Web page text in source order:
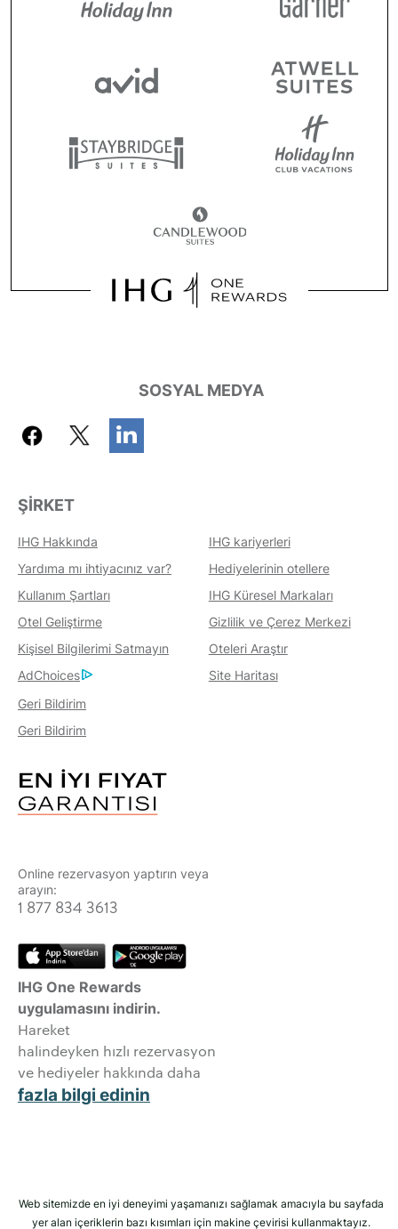
SOSYAL MEDYA
ŞIRKET
IHG Hakkında
IHG kariyerleri
Yardıma mı ihtiyacınız var?
Hediyelerinin otellere
Kullanım Şartları
IHG Küresel Markaları
Otel Geliştirme
Gizlilik ve Çerez Merkezi
Kişisel Bilgilerimi Satmayın
Oteleri Araştır
AdChoices
Site Haritası
Geri Bildirim
Geri Bildirim
Online rezervasyon yaptırın veya
arayın:
1 877 834 3613
IHG One Rewards
uygulamasını indirin.
Hareket
halindeyken hızlı rezervasyon
ve hediyeler hakkında daha
fazla bilgi edinin
Web sitemizde en iyi deneyimi yaşamanızı sağlamak amacıyla bu sayfada
yer alan içeriklerin bazı kısımları için makine çevirisi kullanmaktayız.